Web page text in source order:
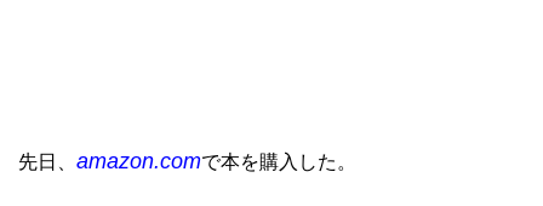
先日、 amazon.comで本を購入した。